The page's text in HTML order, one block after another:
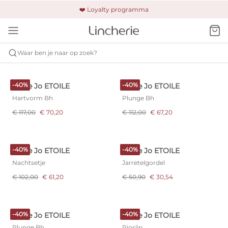
❤️ Loyalty programma
🚚 Gratis verzending & retour
🔒 Altijd veilig betalen
Waar ben je naar op zoek?
ETOILE
-40%
Marie Jo ETOILE
Hartvorm Bh
€ 117,00 € 70,20
-40%
Marie Jo ETOILE
Plunge Bh
€ 112,00 € 67,20
-40%
Marie Jo ETOILE
Nachtsetje
€ 102,00 € 61,20
-40%
Marie Jo ETOILE
Jarretelgordel
€ 50,90 € 30,54
-40%
Marie Jo ETOILE -40%
Marie Jo ETOILE